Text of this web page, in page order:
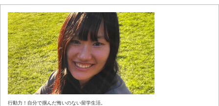
行動力！自分で掴んだ悔いのない留学生活。